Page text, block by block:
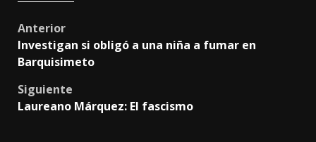
Post
navigation
Anterior
Investigan si obligó a una niña a fumar en
Barquisimeto
Siguiente
Laureano Márquez: El fascismo